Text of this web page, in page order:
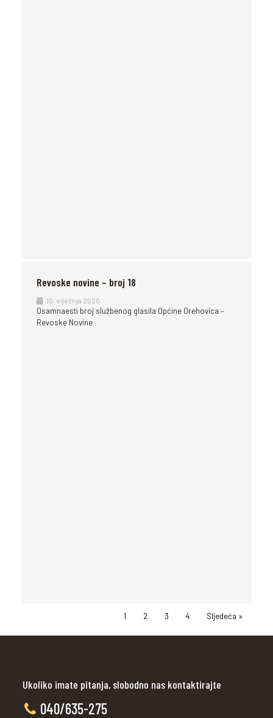
Revoske novine – broj 18
10. siječnja 2020.
Osamnaesti broj službenog glasila Općine Orehovica –
Revoske Novine
1 2 3 4 Sljedeća »
Ukoliko imate pitanja, slobodno nas kontaktirajte
040/635-275